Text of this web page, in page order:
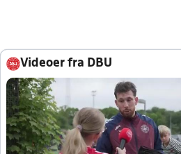
Videoer fra DBU